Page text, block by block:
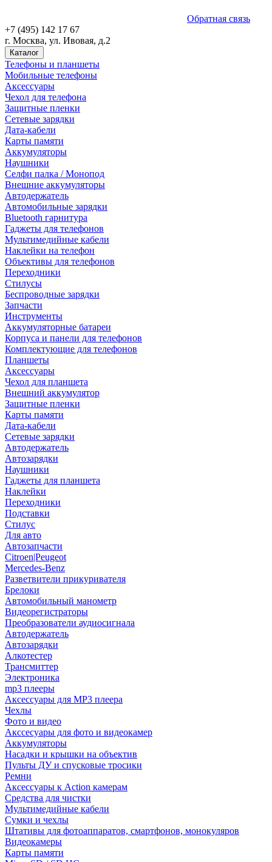
Обратная связь
+7 (495) 142 17 67
г. Москва, ул. Ивовая, д.2
Каталог
Телефоны и планшеты
Мобильные телефоны
Аксессуары
Чехол для телефона
Защитные пленки
Сетевые зарядки
Дата-кабели
Карты памяти
Аккумуляторы
Наушники
Селфи палка / Монопод
Внешние аккумуляторы
Автодержатель
Автомобильные зарядки
Bluetooth гарнитура
Гаджеты для телефонов
Мультимедийные кабели
Наклейки на телефон
Объективы для телефонов
Переходники
Стилусы
Беспроводные зарядки
Запчасти
Инструменты
Аккумуляторные батареи
Корпуса и панели для телефонов
Комплектующие для телефонов
Планшеты
Аксессуары
Чехол для планшета
Внешний аккумулятор
Защитные пленки
Карты памяти
Дата-кабели
Сетевые зарядки
Автодержатель
Автозарядки
Наушники
Гаджеты для планшета
Наклейки
Переходники
Подставки
Стилус
Для авто
Автозапчасти
Citroen|Peugeot
Mercedes-Benz
Разветвители прикуривателя
Брелоки
Автомобильный манометр
Видеорегистраторы
Преобразователи аудиосигнала
Автодержатель
Автозарядки
Алкотестер
Трансмиттер
Электроника
mp3 плееры
Аксессуары для MP3 плеера
Чехлы
Фото и видео
Акссесуары для фото и видеокамер
Аккумуляторы
Насадки и крышки на объектив
Пульты ДУ и спусковые тросики
Ремни
Аксессуары к Action камерам
Средства для чистки
Мультимедийные кабели
Сумки и чехлы
Штативы для фотоаппаратов, смартфонов, монокуляров
Видеокамеры
Карты памяти